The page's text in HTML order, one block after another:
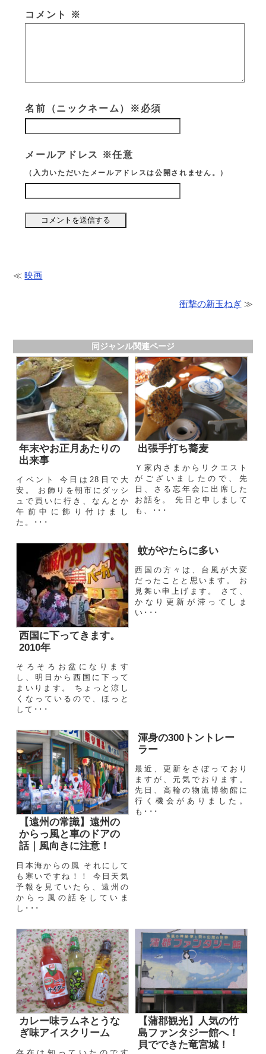
コメント ※
名前（ニックネーム）※必須
メールアドレス ※任意
（入力いただいたメールアドレスは公開されません。）
≪映画
衝撃の新玉ねぎ≫
同ジャンル関連ページ
年末やお正月あたりの
出来事
イベント 今日は28日で大
安。 お飾りを朝市にダッシ
ュで買いに行き、なんとか
午前中に飾り付けまし
た。･･･
出張手打ち蕎麦
Ｙ家内さまからリクエスト
がございましたので、先
日、さる忘年会に出席した
お話を。 先日と申しまして
も、･･･
西国に下ってきます。
2010年
そろそろお盆になります
し、明日から西国に下って
まいります。 ちょっと涼し
くなっているので、ほっと
して･･･
蚊がやたらに多い
西国の方々は、台風が大変
だったことと思います。 お
見舞い申上げます。 さて、
かなり更新が滞ってしま
い･･･
【遠州の常識】遠州の
からっ風と車のドアの
話｜風向きに注意！
日本海からの風 それにして
も寒いですね！！ 今日天気
予報を見ていたら、遠州の
からっ風の話をしていま
し･･･
渾身の300トントレー
ラー
最近、更新をさぼっており
ますが、元気でおります。
先日、高輪の物流博物館に
行く機会がありました。
も･･･
カレー味ラムネとうな
ぎ味アイスクリーム
【蒲郡観光】人気の竹
島ファンタジー館へ！
貝でできた竜宮城！